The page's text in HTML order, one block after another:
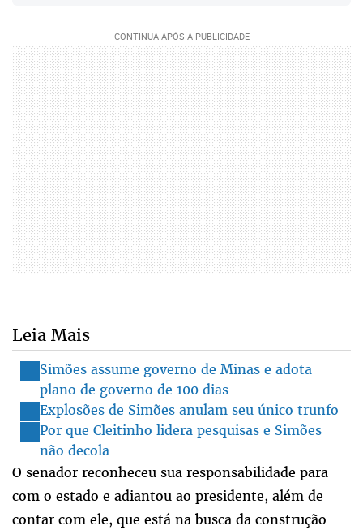
Leia Mais
Simões assume governo de Minas e adota
plano de governo de 100 dias
Explosões de Simões anulam seu único trunfo
Por que Cleitinho lidera pesquisas e Simões
não decola
O senador reconheceu sua responsabilidade para
com o estado e adiantou ao presidente, além de
contar com ele, que está na busca da construção